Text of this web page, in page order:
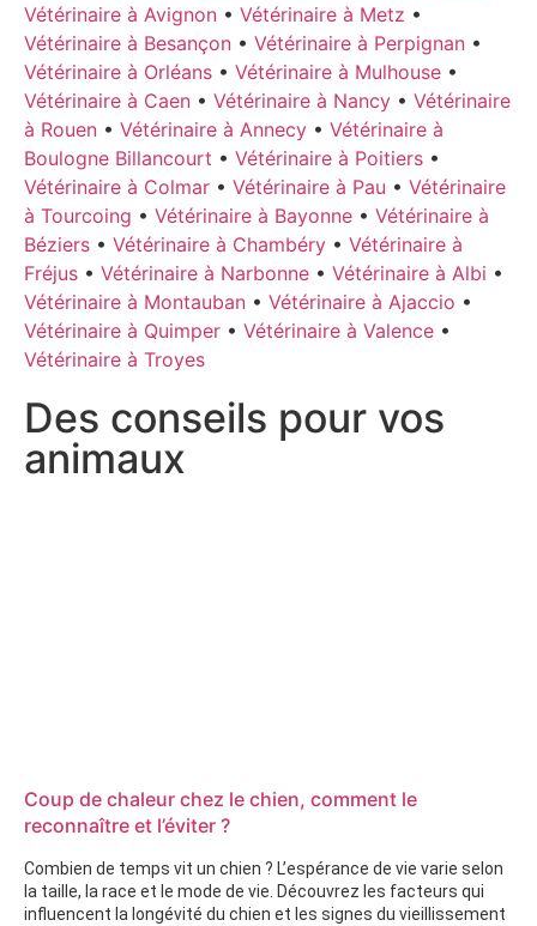
Vétérinaire à Avignon • Vétérinaire à Metz •
Vétérinaire à Besançon • Vétérinaire à Perpignan •
Vétérinaire à Orléans • Vétérinaire à Mulhouse •
Vétérinaire à Caen • Vétérinaire à Nancy • Vétérinaire
à Rouen • Vétérinaire à Annecy • Vétérinaire à
Boulogne Billancourt • Vétérinaire à Poitiers •
Vétérinaire à Colmar • Vétérinaire à Pau • Vétérinaire
à Tourcoing • Vétérinaire à Bayonne • Vétérinaire à
Béziers • Vétérinaire à Chambéry • Vétérinaire à
Fréjus • Vétérinaire à Narbonne • Vétérinaire à Albi •
Vétérinaire à Montauban • Vétérinaire à Ajaccio •
Vétérinaire à Quimper • Vétérinaire à Valence •
Vétérinaire à Troyes
Des conseils pour vos
animaux
Coup de chaleur chez le chien, comment le
reconnaître et l’éviter ?
Combien de temps vit un chien ? L’espérance de vie varie selon
la taille, la race et le mode de vie. Découvrez les facteurs qui
influencent la longévité du chien et les signes du vieillissement